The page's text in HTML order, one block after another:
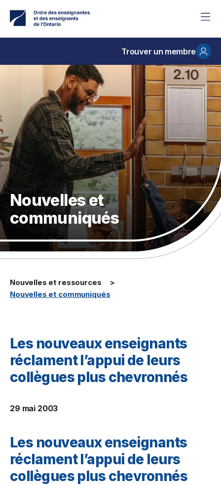
contenu
Trouver un membre
Nouvelles et
communiqués
Nouvelles et ressources
Nouvelles et communiqués
Les nouveaux enseignants
réclament l’appui de leurs
collègues plus chevronnés
29 mai 2003
Les nouveaux enseignants
réclament l’appui de leurs
collègues plus chevronnés